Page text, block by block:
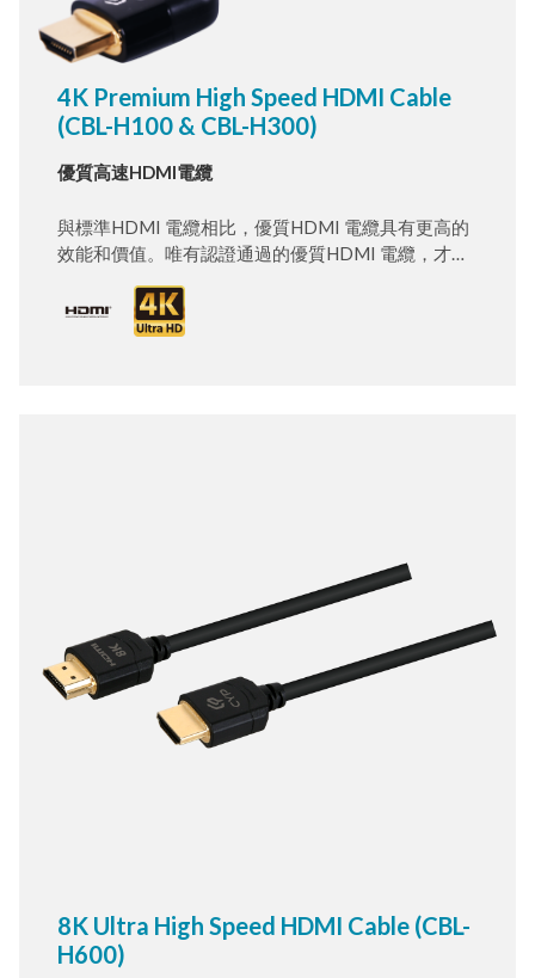
4K Premium High Speed HDMI Cable
(CBL-H100 & CBL-H300)
優質高速HDMI電纜
與標準HDMI 電纜相比，優質HDMI 電纜具有更高的
效能和價值。唯有認證通過的優質HDMI 電纜，才能
們能支援高頻寬的HDMI 4K 功能。
8K Ultra High Speed HDMI Cable (CBL-
H600)